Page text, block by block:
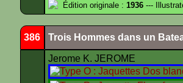
Édition originale : 1936 ---
386 Trois Hommes dans un
Jerome K. JEROME